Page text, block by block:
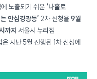
트서울소식
노출되기 쉬운 ‘나홀로
안심경광등’ 2차 신청을9월
까지
지난 5월 진행된 1차 신청에